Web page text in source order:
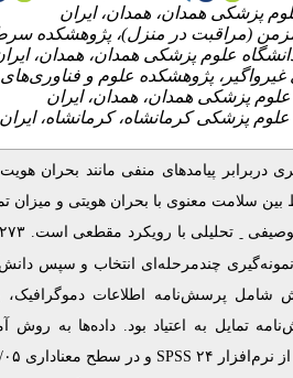
(مراقبت در منزل)، پژوهشکده
علوم پزشکی همدان، همدان،
پژوهشکده علوم و
پزشکی همدان، همدان، ایران
دربرابر پیامدهای منفی مانند بحران
سلامت معنوی با بحران هویتی و میزان
-
چندمرحله‌ای انتخاب و سپس
شامل پرسش‌نامه اطلاعات
تمایل به اعتیاد بود. داده‌ها به روش
۲۴
SPSS و در سطح معناداری ۰/۰۵ تجزیه‌و‌تحلیل شدند.